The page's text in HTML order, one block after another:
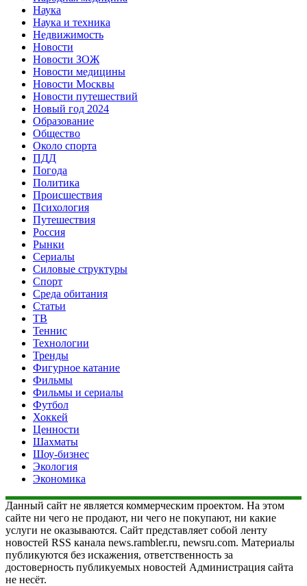
Наука
Наука и техника
Недвижимость
Новости
Новости ЗОЖ
Новости медицины
Новости Москвы
Новости путешествий
Новый год 2024
Образование
Общество
Около спорта
ПДД
Погода
Политика
Происшествия
Психология
Путешествия
Россия
Рынки
Сериалы
Силовые структуры
Спорт
Среда обитания
Статьи
ТВ
Теннис
Технологии
Тренды
Фигурное катание
Фильмы
Фильмы и сериалы
Футбол
Хоккей
Ценности
Шахматы
Шоу-бизнес
Экология
Экономика
Данный сайт не является коммерческим проектом. На этом
сайте ни чего не продают, ни чего не покупают, ни какие
услуги не оказываются. Сайт представляет собой ленту
новостей RSS канала news.rambler.ru, newsru.com. Материалы
публикуются без искажения, ответственность за
достоверность публикуемых новостей Администрация сайта
не несёт.